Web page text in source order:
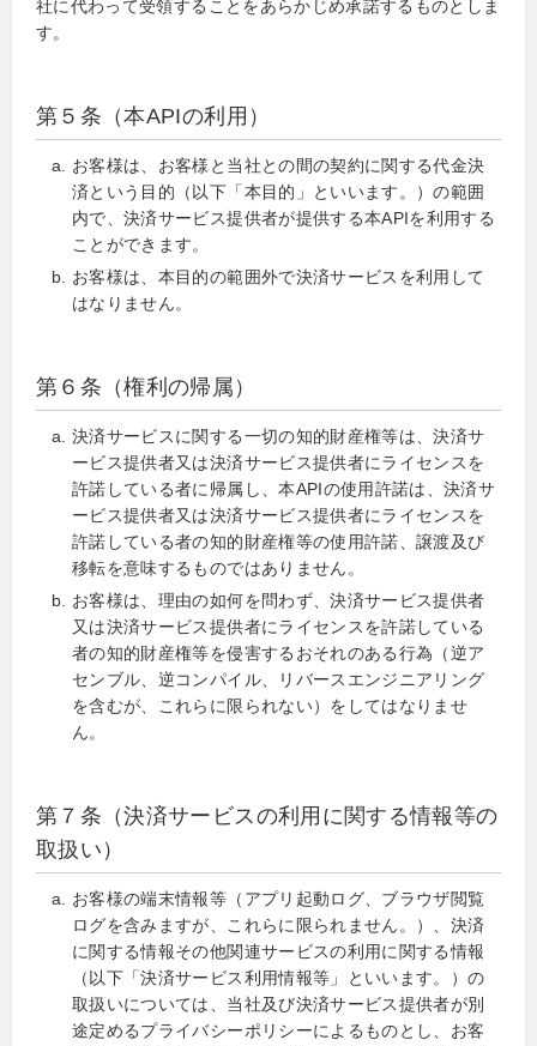
社に代わって受領することをあらかじめ承諾するものとしま
す。
第５条（本APIの利用）
お客様は、お客様と当社との間の契約に関する代金決
済という目的（以下「本目的」といいます。）の範囲
内で、決済サービス提供者が提供する本APIを利用する
ことができます。
お客様は、本目的の範囲外で決済サービスを利用して
はなりません。
第６条（権利の帰属）
決済サービスに関する一切の知的財産権等は、決済サ
ービス提供者又は決済サービス提供者にライセンスを
許諾している者に帰属し、本APIの使用許諾は、決済サ
ービス提供者又は決済サービス提供者にライセンスを
許諾している者の知的財産権等の使用許諾、譲渡及び
移転を意味するものではありません。
お客様は、理由の如何を問わず、決済サービス提供者
又は決済サービス提供者にライセンスを許諾している
者の知的財産権等を侵害するおそれのある行為（逆ア
センブル、逆コンパイル、リバースエンジニアリング
を含むが、これらに限られない）をしてはなりませ
ん。
第７条（決済サービスの利用に関する情報等の
取扱い）
お客様の端末情報等（アプリ起動ログ、ブラウザ閲覧
ログを含みますが、これらに限られません。）、決済
に関する情報その他関連サービスの利用に関する情報
（以下「決済サービス利用情報等」といいます。）の
取扱いについては、当社及び決済サービス提供者が別
途定めるプライバシーポリシーによるものとし、お客